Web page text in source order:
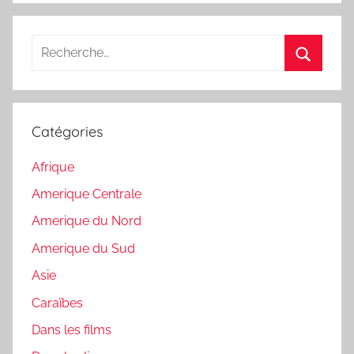
Recherche
:
Catégories
Afrique
Amerique Centrale
Amerique du Nord
Amerique du Sud
Asie
Caraïbes
Dans les films